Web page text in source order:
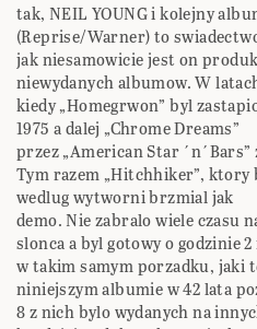
tak, NEIL YOUNG i kolejny
(Reprise/Warner) to
jak niesamowicie jest on
niewydanych albumow. W
kiedy „Homegrwon” byl
1975 a dalej „Chrome Dreams”
przez „American Star ´n´Bars”
Tym razem „Hitchhiker”,
wedlug wytworni brzmial jak
demo. Nie zabralo wiele czasu
slonca a byl gotowy o godzinie
w takim samym porzadku, jaki
niniejszym albumie w 42 lata
8 z nich bylo wydanych na